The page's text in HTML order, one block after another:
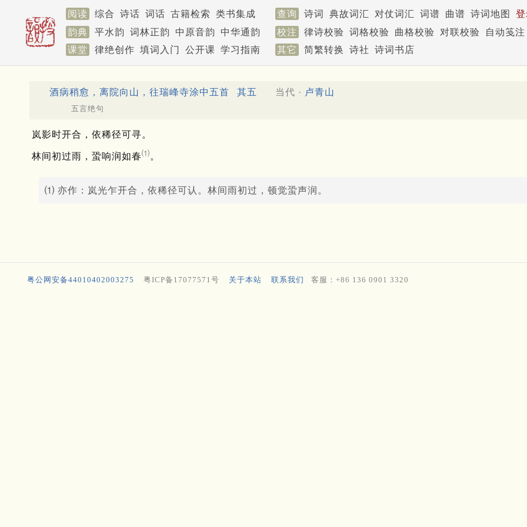
阅读 综合 诗话 词话 古籍检索 类书集成 查询 诗词 典故词汇 对仗词汇 词谱 曲谱 诗词地图
韵典
平水韵 词林正韵 中原音韵 中华通韵 校注 律诗校验 词格校验 曲格校验 对联校验
自动笺注
课堂
律绝创作 填词入门 公开课 学习指南 其它 简繁转换 诗社 诗词书店
酒病稍愈，离院向山，往瑞峰寺涂中五首 其五 当代 · 卢青山
五言绝句
岚影时开合，依稀径可寻。
林间初过雨，蛩响润如春⑴。
⑴ 亦作：岚光乍开合，依稀径可认。林间雨初过，顿觉蛩声润。
粤公网安备44010402003275 粤ICP备17077571号 关于本站 联系我们 客服：+86 136 0901 3320